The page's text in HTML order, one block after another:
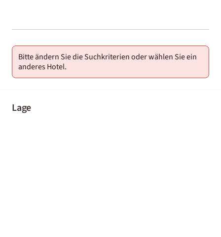
01-02
Bitte ändern Sie die Suchkriterien oder wählen Sie ein
anderes Hotel.
Lage